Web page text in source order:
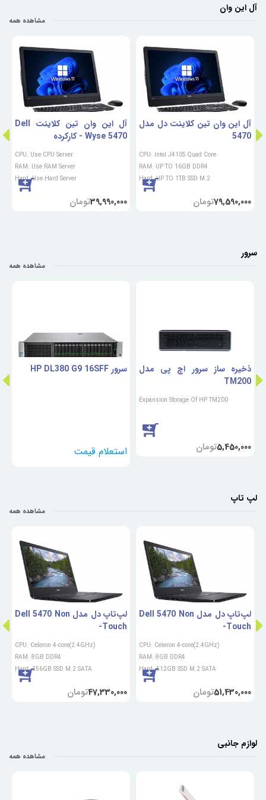
آل این وان
مشاهده همه
آل این وان تین کلاینت دل مدل
5470
CPU: Intel J4105 Quad Core
RAM: UP TO 16GB DDR4
Hard: UP TO 1TB SSD M.2
79,590,000تومان
آل این وان تین کلاینت Dell
Wyse 5470 - کارکرده
CPU: Use CPU Server
RAM: Use RAM Server
Hard: Use Hard Server
39,990,000تومان
سرور
مشاهده همه
ذخیره ساز سرور اچ پی مدل
TM200
Expansion Storage Of HP TM200
5,450,000تومان
سرور HP DL380 G9 16SFF
لپ تاپ
مشاهده همه
لپ‌تاپ دل مدل Dell 5470 Non
-Touch
CPU: Celeron 4-core(2.4GHz)
RAM: 8GB DDR4
Hard: 512GB SSD M.2 SATA
51,430,000تومان
لپ‌تاپ دل مدل Dell 5470 Non
-Touch
CPU: Celeron 4-core(2.4GHz)
RAM: 8GB DDR4
Hard: 256GB SSD M.2 SATA
47,330,000تومان
لوازم جانبی
مشاهده همه